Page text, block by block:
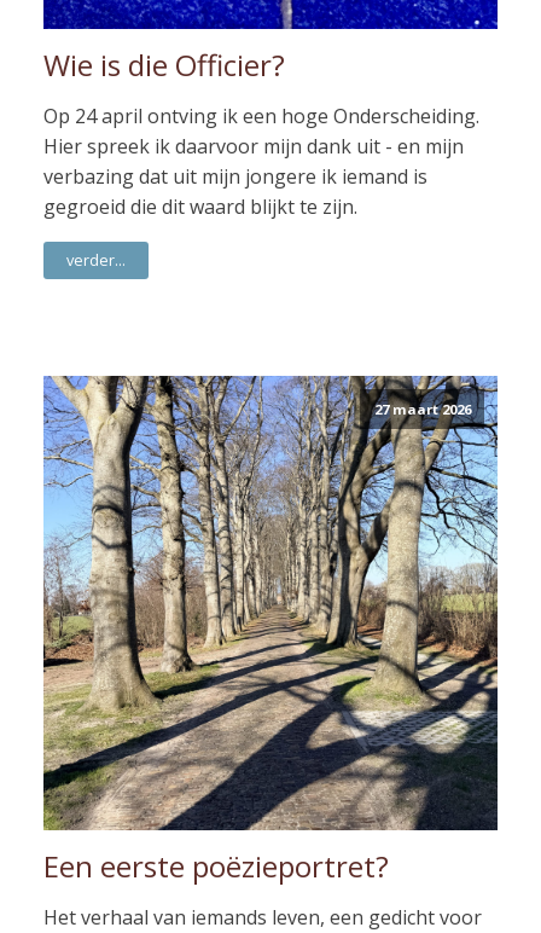
Wie is die Officier?
Op 24 april ontving ik een hoge Onderscheiding.
Hier spreek ik daarvoor mijn dank uit - en mijn
verbazing dat uit mijn jongere ik iemand is
gegroeid die dit waard blijkt te zijn.
verder...
27 maart 2026
Een eerste poëzieportret?
Het verhaal van iemands leven, een gedicht voor